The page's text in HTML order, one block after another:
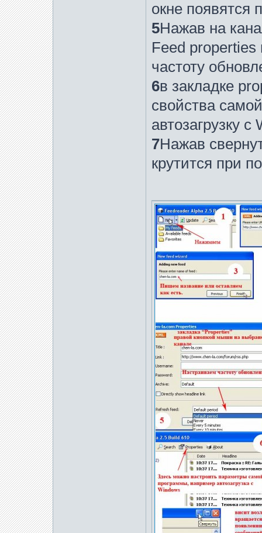
окне появятся
5Нажав на
Feed
частоту
6в закладке
свойства
автозагрузку с
7Нажав
крутится при